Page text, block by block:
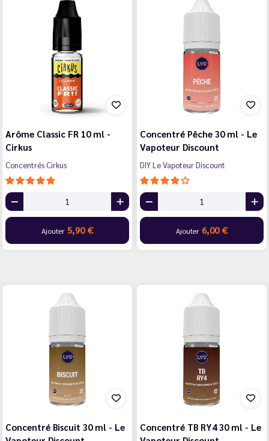
Arôme Classic FR 10 ml -
Cirkus
Concentrés Cirkus
Ajouter 5,90 €
Concentré Pêche 30 ml - Le
Vapoteur Discount
DIY Le Vapoteur Discount
Ajouter 6,00 €
Concentré Biscuit 30 ml - Le
Concentré TB RY4 30 ml - Le